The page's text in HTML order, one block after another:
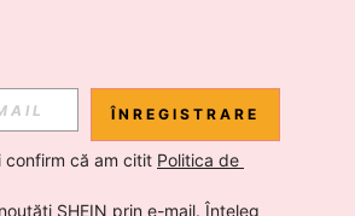
LA SHEIN
Abonare
ÎNREGISTRARE
confirm că am citit Politica de
SHEIN prin e-mail. Înțeleg